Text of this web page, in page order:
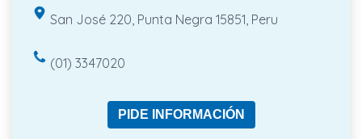
San José 220, Punta Negra 15851, Peru
(01) 3347020
PIDE INFORMACIÓN